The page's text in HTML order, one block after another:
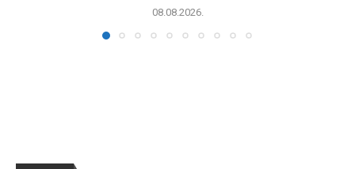
08.08.2026.